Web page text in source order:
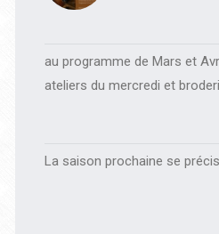
au programme de Mars et
ateliers du mercredi et
La saison prochaine se